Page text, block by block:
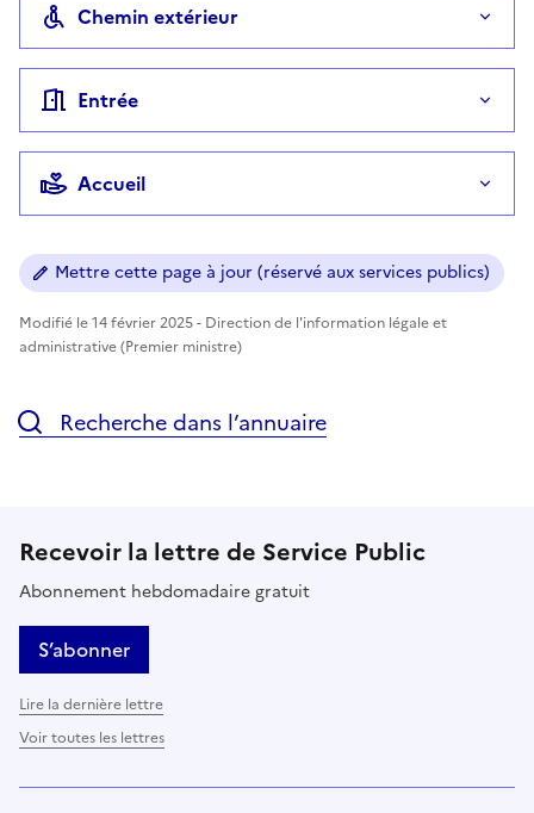
Chemin extérieur
Entrée
Accueil
Mettre cette page à jour (réservé aux services publics)
Modifié le 14 février 2025 - Direction de l'information légale et
administrative (Premier ministre)
Recherche dans l’annuaire
Recevoir la lettre de Service Public
Abonnement hebdomadaire gratuit
S’abonner
Lire la dernière lettre
Voir toutes les lettres